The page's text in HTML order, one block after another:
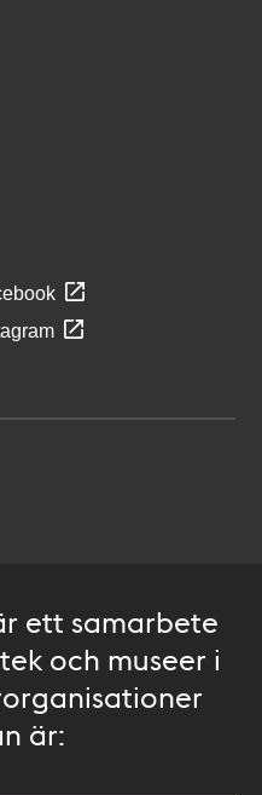
ett samarbete
och museer i
är: